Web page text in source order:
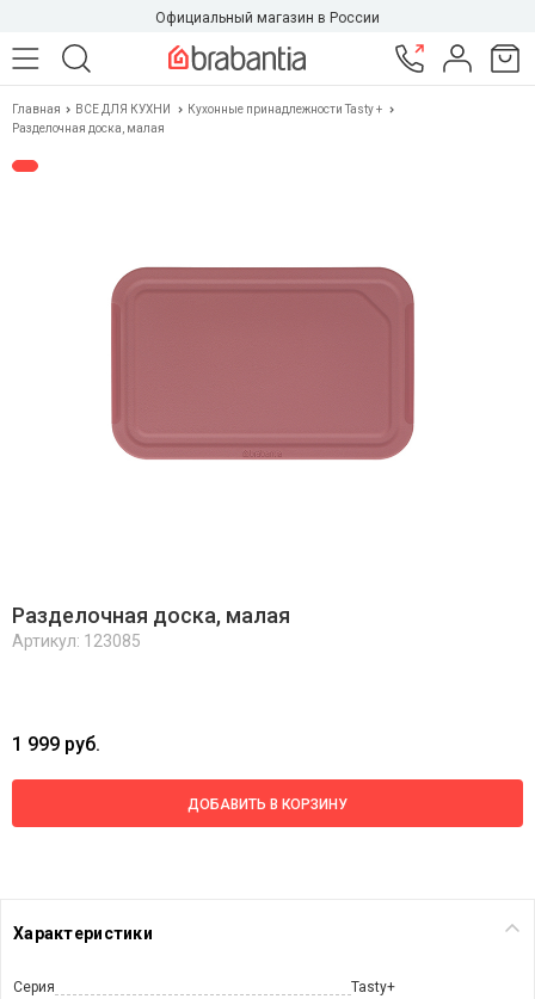
Официальный магазин в России
Главная ВСЕ ДЛЯ КУХНИ
Кухонные принадлежности Tasty +
Разделочная доска, малая
Разделочная доска, малая
Артикул: 123085
1 999 руб.
ДОБАВИТЬ В КОРЗИНУ
Характеристики
Серия
Tasty+